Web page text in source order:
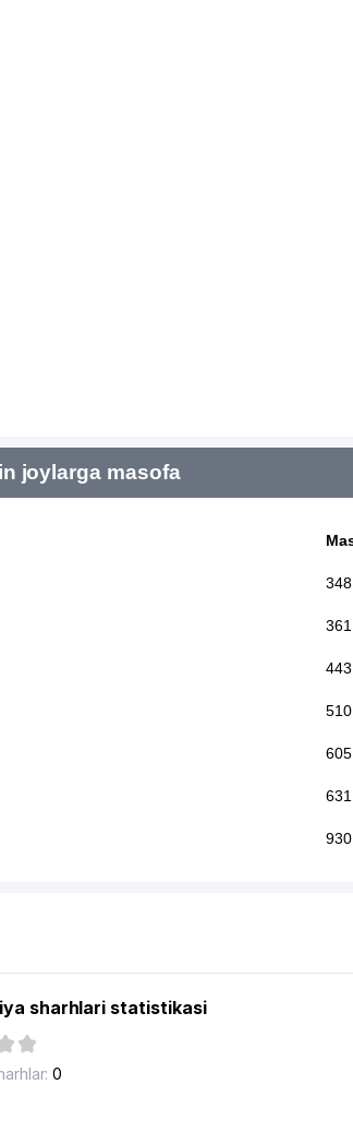
joylarga masofa
sharhlari statistikasi
0